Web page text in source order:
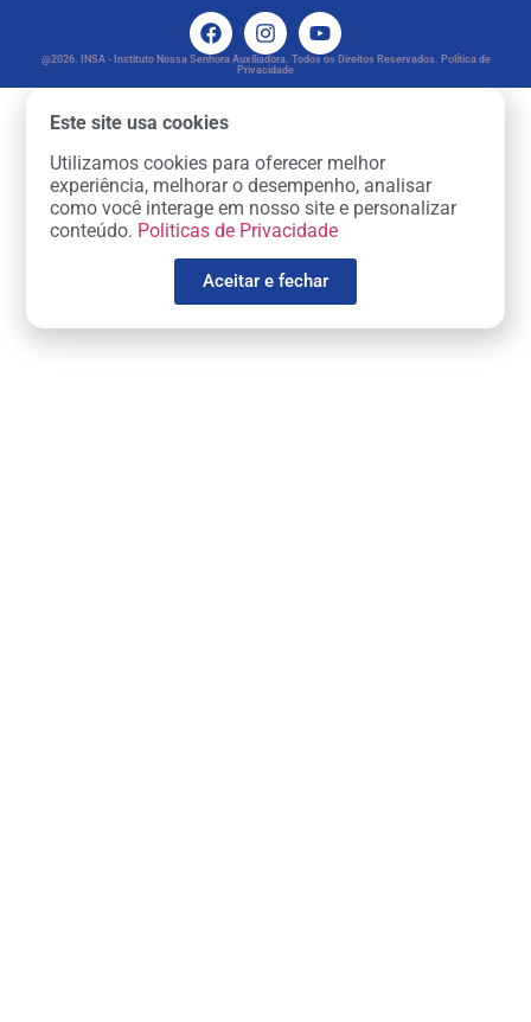
@2026. INSA - Instituto Nossa Senhora Auxiliadora. Todos os Direitos Reservados. Política de
Privacidade
Este site usa cookies
Utilizamos cookies para oferecer melhor
experiência, melhorar o desempenho, analisar
como você interage em nosso site e personalizar
conteúdo. Politicas de Privacidade
Aceitar e fechar